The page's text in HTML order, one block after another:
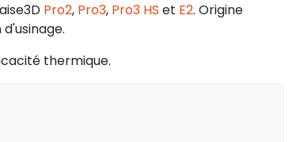
Pro2, Pro3, Pro3 HS et E2. Origine
thermique.